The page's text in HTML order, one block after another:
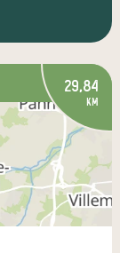
29,84
km